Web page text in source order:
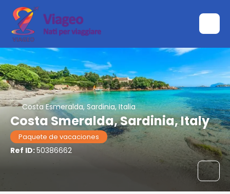
Costa Esmeralda, Sardinia, Italia
Costa Smeralda, Sardinia, Italy
Paquete de vacaciones
Ref ID:50386662